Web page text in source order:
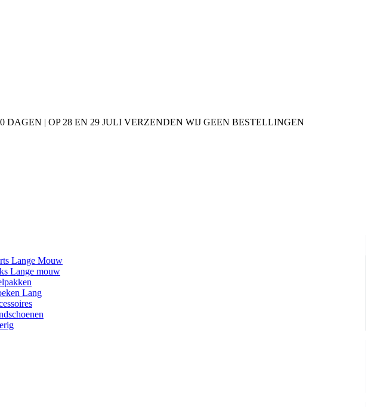
| OP 28 EN 29 JULI VERZENDEN WIJ GEEN BESTELLINGEN
Lange Mouw
Lange mouw
Lang